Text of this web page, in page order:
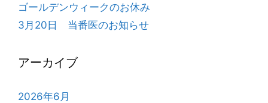
ゴールデンウィークのお休み
3月20日 当番医のお知らせ
アーカイブ
2026年6月